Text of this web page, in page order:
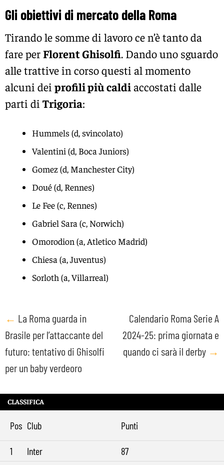
Gli obiettivi di mercato della Roma
Tirando le somme di lavoro ce n’è tanto da
fare perFlorent Ghisolfi. Dando uno sguardo
alle trattive in corso questi al momento
alcuni dei profili più caldi accostati dalle
parti di Trigoria:
Hummels (d, svincolato)
Valentini (d, Boca Juniors)
Gomez (d, Manchester City)
Doué (d, Rennes)
Le Fee (c, Rennes)
Gabriel Sara (c, Norwich)
Omorodion (a, Atletico Madrid)
Chiesa (a, Juventus)
Sorloth (a, Villarreal)
Post
navigation
← La Roma guarda in
Brasile per l’attaccante del
futuro: tentativo di Ghisolfi
per un baby verdeoro
Calendario Roma Serie A
2024-25: prima giornata e
quando ci sarà il derby →
CLASSIFICA
Pos Club Punti
1 Inter
87